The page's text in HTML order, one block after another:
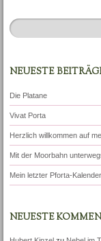
NEUESTE
Die Platane
Vivat Porta
Herzlich willkommen auf
Mit der Moorbahn
Mein letzter Pforta-Kalender
NEUESTE